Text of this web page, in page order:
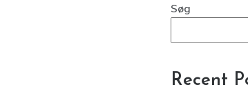
Søg
Recent